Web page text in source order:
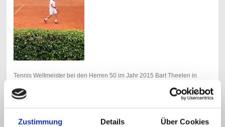
Zustimmung Details Über Cookies
Tennis Weltmeister bei den Herren 50 im Jahr 2015 Bart Theelen in